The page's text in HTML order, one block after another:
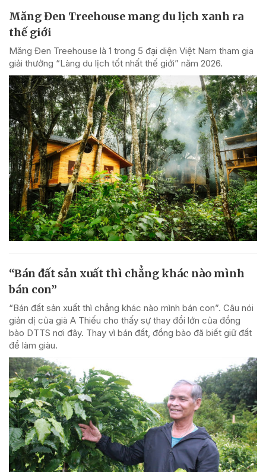
Măng Đen Treehouse mang du lịch xanh ra
thế giới
Măng Đen Treehouse là 1 trong 5 đại diện Việt Nam tham gia
giải thưởng “Làng du lịch tốt nhất thế giới” năm 2026.
“Bán đất sản xuất thì chẳng khác nào mình
bán con”
“Bán đất sản xuất thì chẳng khác nào mình bán con”. Câu nói
giản dị của già A Thiếu cho thấy sự thay đổi lớn của đồng
bào DTTS nơi đây. Thay vì bán đất, đồng bào đã biết giữ đất
để làm giàu.